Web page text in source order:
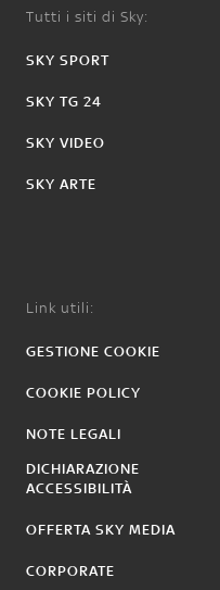
Tutti i siti di Sky:
SKY SPORT
SKY TG 24
SKY VIDEO
SKY ARTE
Link utili:
GESTIONE COOKIE
COOKIE POLICY
NOTE LEGALI
DICHIARAZIONE
ACCESSIBILITÀ
OFFERTA SKY MEDIA
CORPORATE